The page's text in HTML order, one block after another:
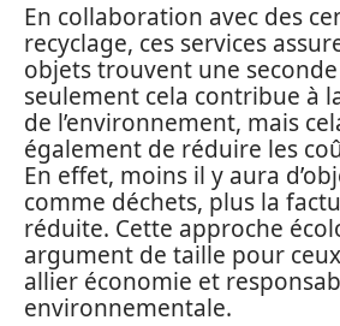
En collaboration avec des
recyclage, ces services
objets trouvent une
seulement cela contribue à
de l’environnement, mais
également de réduire les
En effet, moins il y aura
comme déchets, plus la
réduite. Cette approche
argument de taille pour
allier économie et
environnementale.